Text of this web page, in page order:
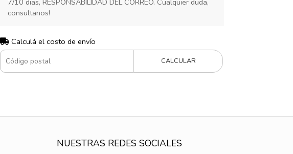
7/10 dias, RESPONSABILIDAD DEL CORREO. Cualquier duda,
consultanos!
Calculá el costo de envío
CALCULAR
NUESTRAS REDES SOCIALES